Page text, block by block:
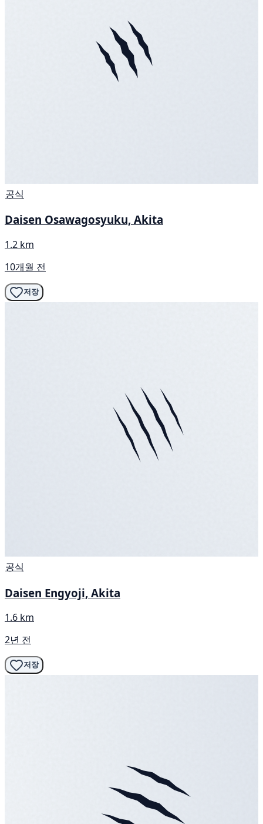
공식
Daisen Osawagosyuku, Akita
1.2 km
10개월 전
저장
공식
Daisen Engyoji, Akita
1.6 km
2년 전
저장